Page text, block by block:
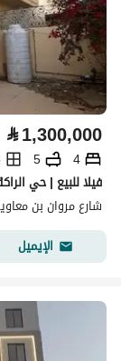
⃁1,300,000
4
5
فيلا للبيع | حي
شارع مروان بن
الإيميل